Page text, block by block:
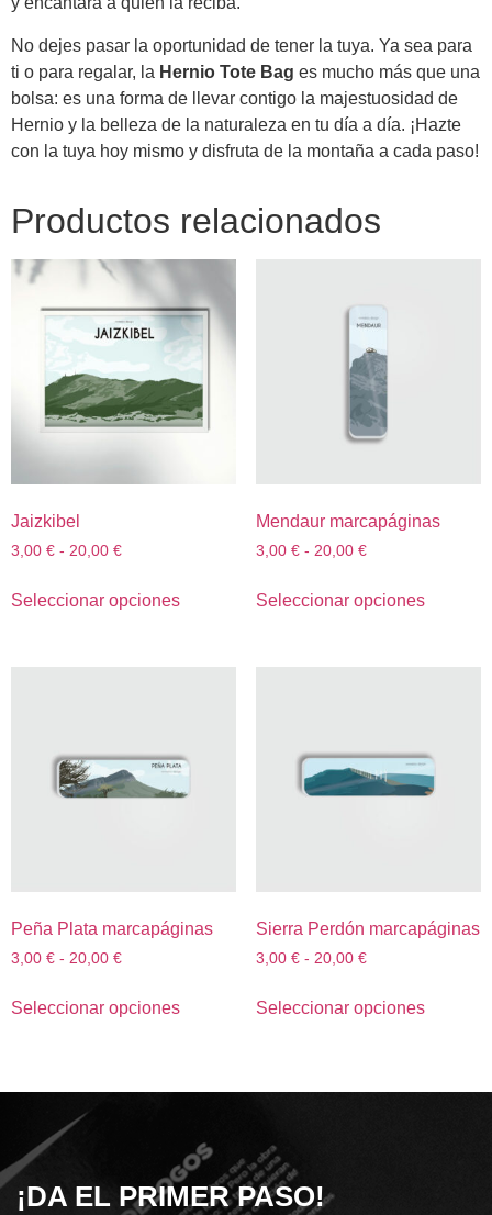
No dejes pasar la oportunidad de tener la tuya. Ya sea para
ti o para regalar, la Hernio Tote Bag es mucho más que una
bolsa: es una forma de llevar contigo la majestuosidad de
Hernio y la belleza de la naturaleza en tu día a día. ¡Hazte
con la tuya hoy mismo y disfruta de la montaña a cada paso!
Productos relacionados
Jaizkibel
3,00 € - 20,00 €
Seleccionar opciones
Mendaur marcapáginas
3,00 € - 20,00 €
Seleccionar opciones
Peña Plata marcapáginas
3,00 € - 20,00 €
Seleccionar opciones
Sierra Perdón marcapáginas
3,00 € - 20,00 €
Seleccionar opciones
¡DA EL PRIMER PASO!